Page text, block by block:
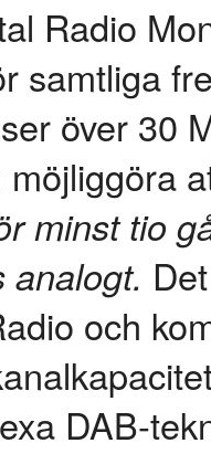
Radio
samtliga
över 30
möjliggöra
minst tio
analogt.
och
DAB-